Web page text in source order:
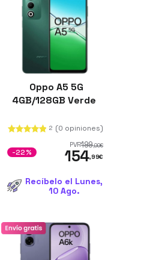
Oppo A5 5G
4GB/128GB Verde
2 (0 opiniones)
PVR199,00€
154,99€
-22%
Recíbelo el Lunes,
10 Ago.